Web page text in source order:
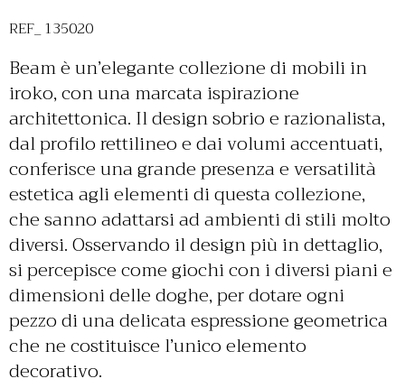
REF_ 135020
Beam è un’elegante collezione di mobili in
iroko, con una marcata ispirazione
architettonica. Il design sobrio e razionalista,
dal profilo rettilineo e dai volumi accentuati,
conferisce una grande presenza e versatilità
estetica agli elementi di questa collezione,
che sanno adattarsi ad ambienti di stili molto
diversi. Osservando il design più in dettaglio,
si percepisce come giochi con i diversi piani e
dimensioni delle doghe, per dotare ogni
pezzo di una delicata espressione geometrica
che ne costituisce l’unico elemento
decorativo.